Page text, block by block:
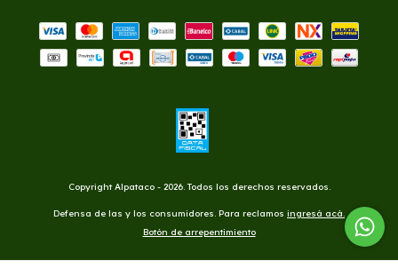
Copyright Alpataco - 2026. Todos los derechos reservados.
Defensa de las y los consumidores. Para reclamos ingresá acá.
Botón de arrepentimiento